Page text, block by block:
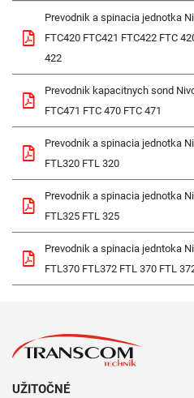
Prevodnik a spinacia jednotka
FTC420 FTC421 FTC422 FTC
422
Prevodnik kapacitnych sond
FTC471 FTC 470 FTC 471
Prevodnik a spinacia jednotka
FTL320 FTL 320
Prevodnik a spinacia jednotka
FTL325 FTL 325
Prevodnik a spinacia jedntoka
FTL370 FTL372 FTL 370 FTL
UŽITOČNÉ